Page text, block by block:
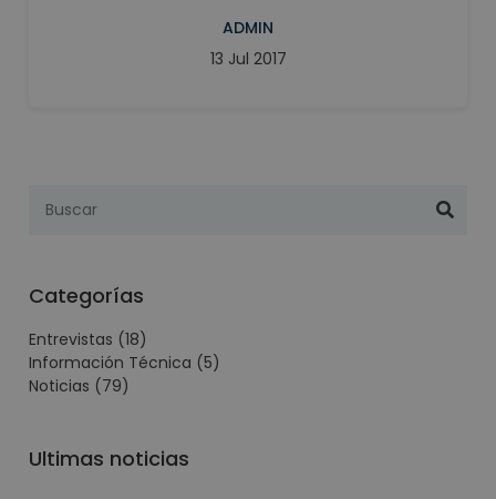
ADMIN
13 Jul 2017
Categorías
Entrevistas (18)
Información Técnica (5)
Noticias (79)
Ultimas noticias